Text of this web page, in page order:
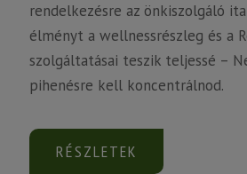
rendelkezésre az önkiszolgáló
élményt a wellnessrészleg és a
szolgáltatásai teszik teljessé –
pihenésre kell koncentrálnod.
RÉSZLETEK